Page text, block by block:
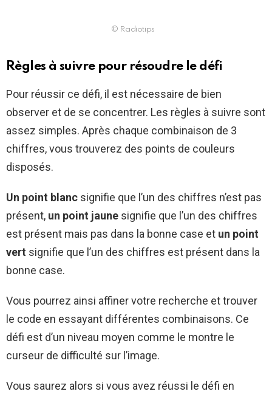
© Radiotips
Règles à suivre pour résoudre le défi
Pour réussir ce défi, il est nécessaire de bien
observer et de se concentrer. Les règles à suivre sont
assez simples. Après chaque combinaison de 3
chiffres, vous trouverez des points de couleurs
disposés.
Un point blanc signifie que l’un des chiffres n’est pas
présent, un point jaune signifie que l’un des chiffres
est présent mais pas dans la bonne case et un point
vert signifie que l’un des chiffres est présent dans la
bonne case.
Vous pourrez ainsi affiner votre recherche et trouver
le code en essayant différentes combinaisons. Ce
défi est d’un niveau moyen comme le montre le
curseur de difficulté sur l’image.
Vous saurez alors si vous avez réussi le défi en